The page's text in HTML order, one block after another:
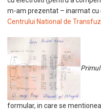
m-am prezentat – inarmat cu
Centrului National de
formular, in care se